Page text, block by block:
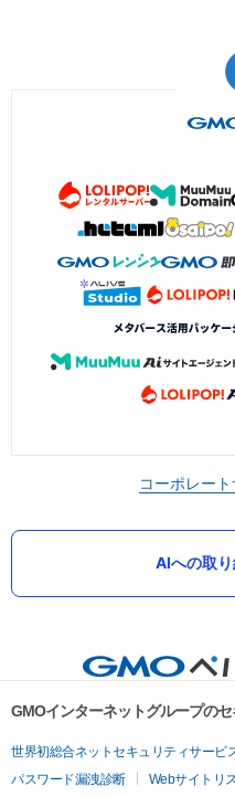
コーポレート
AIへの取
GMOインターネットグループの
世界初総合ネットセキュリティサービ
パスワード漏洩診断
Webサイトリ